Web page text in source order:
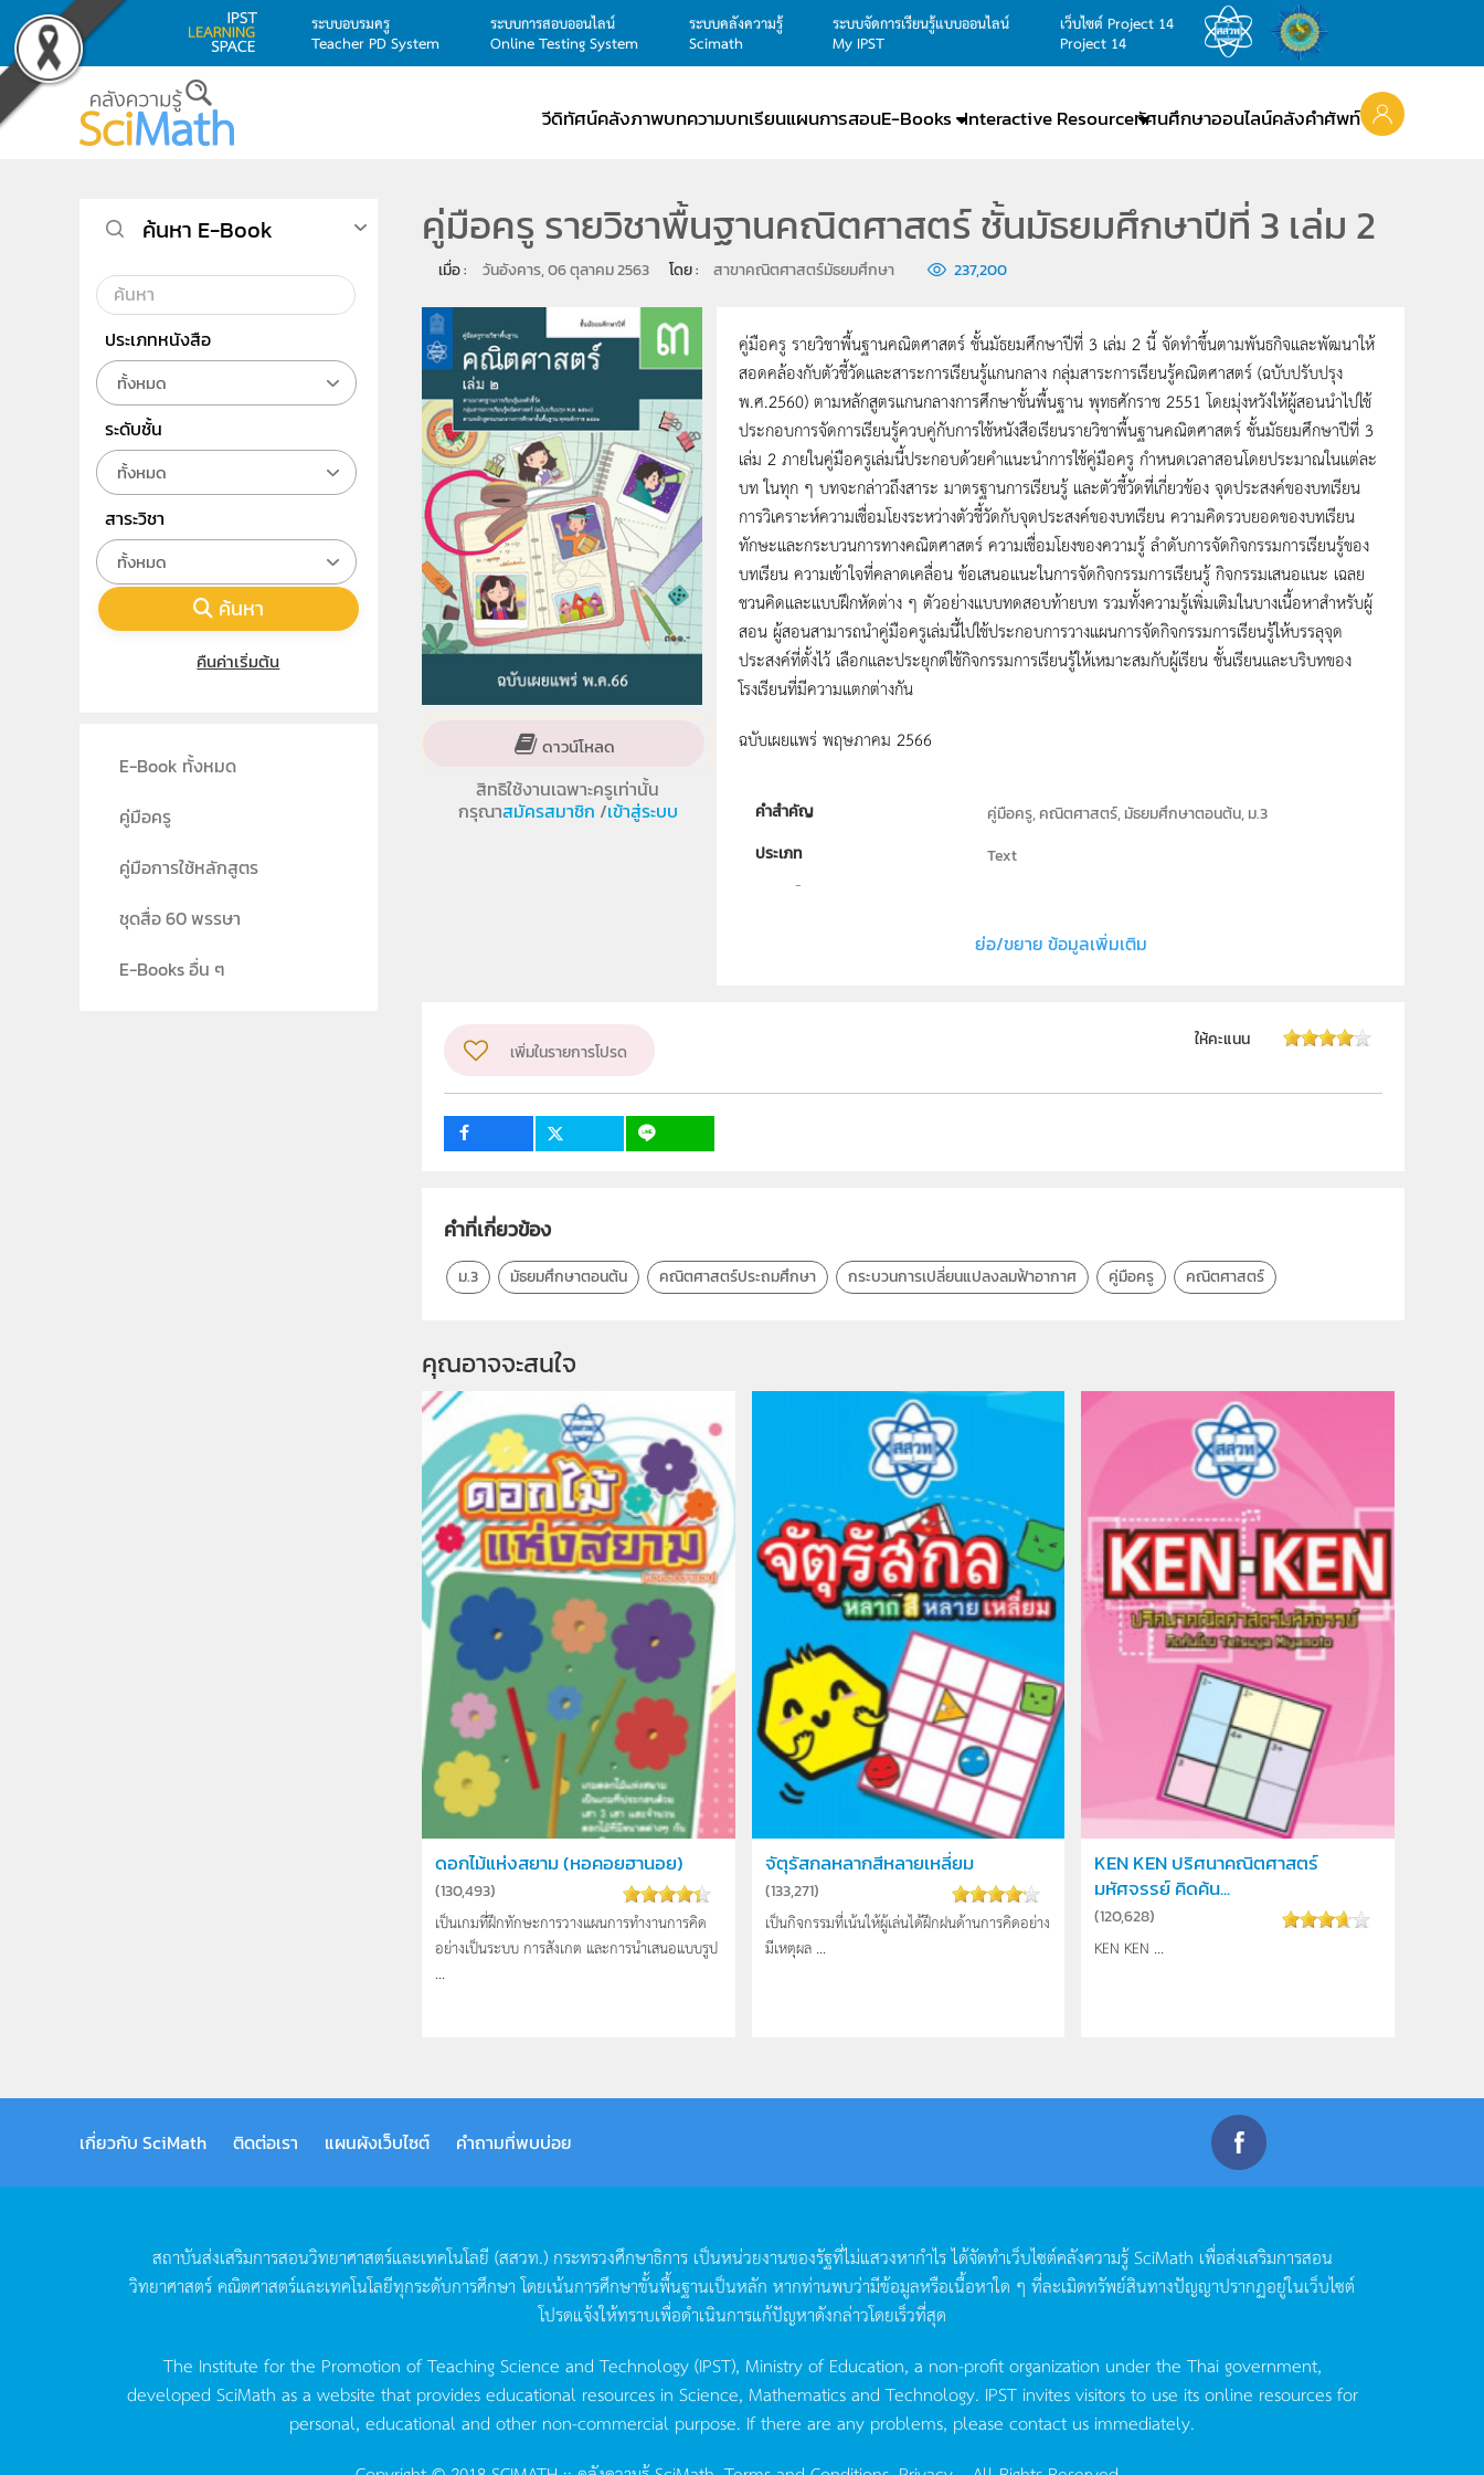
Skip to main content
ระบบอบรมครู
Teacher PD System
ระบบการสอบออนไลน์
Online Testing System
ระบบคลังความรู้
Scimath
ระบบจัดการเรียนรู้แบบออนไลน์
My IPST
เว็บไซต์ Project 14
Project 14
วีดิทัศน์คลังภาพบทความบทเรียนแผนการสอนE-Books Interactive Resourceทัศนศึกษาออนไลน์คลังคำศัพท์
คู่มือครู รายวิชาพื้นฐานคณิตศาสตร์ ชั้นมัธยมศึกษาปีที่ 3 เล่ม 2
เมื่อ : วันอังคาร, 06 ตุลาคม 2563 โดย : สาขาคณิตศาสตร์มัธยมศึกษา 237,200
ดาวน์โหลด
สิทธิใช้งานเฉพาะครูเท่านั้น
กรุณาสมัครสมาชิก /เข้าสู่ระบบ
คู่มือครู รายวิชาพื้นฐานคณิตศาสตร์ ชั้นมัธยมศึกษาปีที่ 3 เล่ม 2 นี้ จัดทำขึ้นตามพันธกิจและพัฒนาให้
สอดคล้องกับตัวชี้วัดและสาระการเรียนรู้แกนกลาง กลุ่มสาระการเรียนรู้คณิตศาสตร์ (ฉบับปรับปรุง
พ.ศ.2560) ตามหลักสูตรแกนกลางการศึกษาขั้นพื้นฐาน พุทธศักราช 2551 โดยมุ่งหวังให้ผู้สอนนำไปใช้
ประกอบการจัดการเรียนรู้ควบคู่กับการใช้หนังสือเรียนรายวิชาพื้นฐานคณิตศาสตร์ ชั้นมัธยมศึกษาปีที่ 3
เล่ม 2 ภายในคู่มือครูเล่มนี้ประกอบด้วยคำแนะนำการใช้คู่มือครู กำหนดเวลาสอนโดยประมาณในแต่ละ
บท ในทุก ๆ บทจะกล่าวถึงสาระ มาตรฐานการเรียนรู้ และตัวชี้วัดที่เกี่ยวข้อง จุดประสงค์ของบทเรียน
การวิเคราะห์ความเชื่อมโยงระหว่างตัวชี้วัดกับจุดประสงค์ของบทเรียน ความคิดรวบยอดของบทเรียน
ทักษะและกระบวนการทางคณิตศาสตร์ ความเชื่อมโยงของความรู้ ลำดับการจัดกิจกรรมการเรียนรู้ของ
บทเรียน ความเข้าใจที่คลาดเคลื่อน ข้อเสนอแนะในการจัดกิจกรรมการเรียนรู้ กิจกรรมเสนอแนะ เฉลย
ชวนคิดและแบบฝึกหัดต่าง ๆ ตัวอย่างแบบทดสอบท้ายบท รวมทั้งความรู้เพิ่มเติมในบางเนื้อหาสำหรับผู้
สอน ผู้สอนสามารถนำคู่มือครูเล่มนี้ไปใช้ประกอบการวางแผนการจัดกิจกรรมการเรียนรู้ให้บรรลุจุด
ประสงค์ที่ตั้งไว้ เลือกและประยุกต์ใช้กิจกรรมการเรียนรู้ให้เหมาะสมกับผู้เรียน ชั้นเรียนและบริบทของ
โรงเรียนที่มีความแตกต่างกัน
ฉบับเผยแพร่ พฤษภาคม 2566
คำสำคัญ
คู่มือครู, คณิตศาสตร์, มัธยมศึกษาตอนต้น, ม.3
ประเภท
Text
สาขาคณิตศาสตร์มัธยมศึกษา
ย่อ/ขยาย ข้อมูลเพิ่มเติม
เพิ่มในรายการโปรด
ให้คะแนน
คำที่เกี่ยวข้อง
ม.3 มัธยมศึกษาตอนต้น คณิตศาสตร์ประถมศึกษา กระบวนการเปลี่ยนแปลงลมฟ้าอากาศ คู่มือครู คณิตศาสตร์
คุณอาจจะสนใจ
ดอกไม้แห่งสยาม (หอคอยฮานอย)
(130,493)
เป็นเกมที่ฝึกทักษะการวางแผนการทำงานการคิด
อย่างเป็นระบบ การสังเกต และการนำเสนอแบบรูป
...
จัตุรัสกลหลากสีหลายเหลี่ยม
(133,271)
เป็นกิจกรรมที่เน้นให้ผู้เล่นได้ฝึกฝนด้านการคิดอย่าง
มีเหตุผล ...
KEN KEN ปริศนาคณิตศาสตร์
มหัศจรรย์ คิดค้น...
(120,628)
KEN KEN ...
ค้นหา E-Book
ประเภทหนังสือ
ทั้งหมด
ระดับชั้น
ทั้งหมด
สาระวิชา
ทั้งหมด
ค้นหา
คืนค่าเริ่มต้น
E-Book ทั้งหมด
คู่มือครู
คู่มือการใช้หลักสูตร
ชุดสื่อ 60 พรรษา
E-Books อื่น ๆ
เกี่ยวกับ SciMath ติดต่อเรา แผนผังเว็บไซต์ คำถามที่พบบ่อย
สถาบันส่งเสริมการสอนวิทยาศาสตร์และเทคโนโลยี (สสวท.) กระทรวงศึกษาธิการ เป็นหน่วยงานของรัฐที่ไม่แสวงหากำไรได้จัดทำเว็บไซต์คลังความรู้SciMath เพื่อส่งเสริมการสอน
วิทยาศาสตร์คณิตศาสตร์และเทคโนโลยีทุกระดับการศึกษา โดยเน้นการศึกษาขั้นพื้นฐานเป็นหลัก หากท่านพบว่ามีข้อมูลหรือเนื้อหาใด ๆ ที่ละเมิดทรัพย์สินทางปัญญาปรากฏอยู่ในเว็บไซต์
โปรดแจ้งให้ทราบเพื่อดำเนินการแก้ปัญหาดังกล่าวโดยเร็วที่สุด
The Institute for the Promotion of Teaching Science and Technology (IPST), Ministry of Education, a non-profit organization under the Thai government,
developed SciMath as a website that provides educational resources in Science, Mathematics and Technology. IPST invites visitors to use its online resources for
personal, educational and other non-commercial purpose. If there are any problems, please contact us immediately.